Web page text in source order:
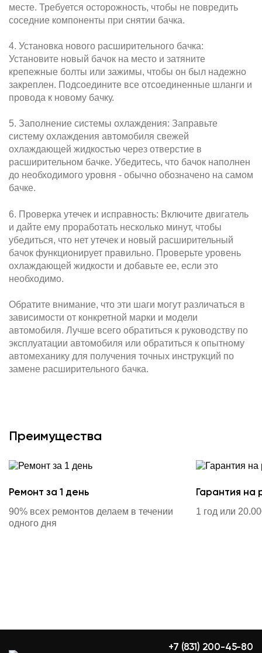
месте. Требуется осторожность, чтобы не повредить
соседние компоненты при снятии бачка.
4. Установка нового расширительного бачка:
Установите новый бачок на место и затяните
крепежные болты или зажимы, чтобы он был надежно
закреплен. Подсоедините все отсоединенные шланги и
провода к новому бачку.
5. Заполнение системы охлаждения: Заправьте
систему охлаждения автомобиля свежей
охлаждающей жидкостью через отверстие в
расширительном бачке. Убедитесь, что бачок наполнен
до необходимого уровня - обычно обозначено на самом
бачке.
6. Проверка утечек и исправность: Включите двигатель
и дайте ему проработать несколько минут, чтобы
убедиться, что нет утечек и новый расширительный
бачок функционирует правильно. Проверьте уровень
охлаждающей жидкости и добавьте ее, если это
необходимо.
Обратите внимание, что эти шаги могут различаться в
зависимости от конкретной марки и модели
автомобиля. Лучше всего обратиться к руководству по
эксплуатации автомобиля или обратиться к опытному
автомеханику для получения точных инструкций по
замене расширительного бачка.
Преимущества
Ремонт за 1 день
90% всех ремонтов делаем в течении
одного дня
Гарантия на
1 год или
+7 (831) 200-45-80